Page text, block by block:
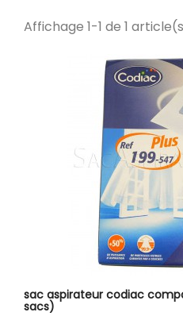
Affichage 1-1 de 1
sac aspirateur codiac
sacs)